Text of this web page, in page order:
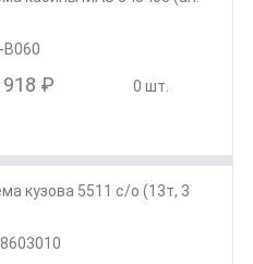
B060
918 ₽ 0 шт.
кузова 5511 с/о (13т, 3